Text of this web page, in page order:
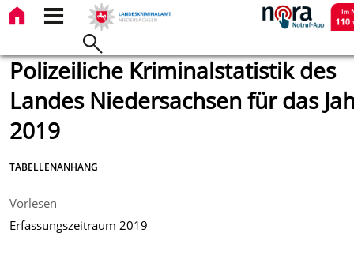
Polizeiliche Kriminalstatistik des
Landes Niedersachsen für das
2019
TABELLENANHANG
Vorlesen
Erfassungszeitraum 2019